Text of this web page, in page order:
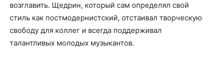
возглавить. Щедрин, который сам определял свой
стиль как постмодернистский, отстаивал творческую
свободу для коллег и всегда поддерживал
талантливых молодых музыкантов.